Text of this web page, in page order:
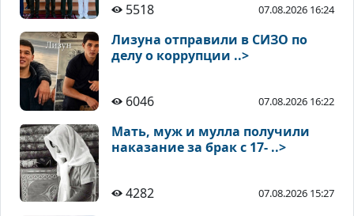
5518 07.08.2026 16:24
Лизуна отправили в СИЗО по
делу о коррупции ..>
6046 07.08.2026 16:22
Мать, муж и мулла получили
наказание за брак с 17- ..>
4282 07.08.2026 15:27